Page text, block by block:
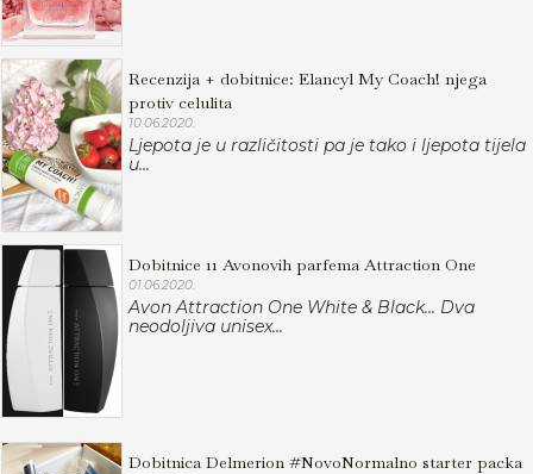
Recenzija + dobitnice: Elancyl My Coach! njega
protiv celulita
10.06.2020.
Ljepota je u različitosti pa je tako i ljepota tijela
u...
Dobitnice 11 Avonovih parfema Attraction One
01.06.2020.
Avon Attraction One White & Black... Dva
neodoljiva unisex...
Dobitnica Delmerion #NovoNormalno starter packa